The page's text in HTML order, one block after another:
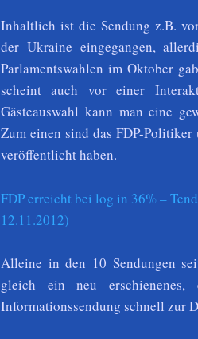
Inhaltlich ist die Sendung z.B.
der Ukraine eingegangen,
Parlamentswahlen im Oktober
scheint auch vor einer
Gästeauswahl kann man eine
Zum einen sind das FDP-
veröffentlicht haben.
FDP erreicht bei log in 36% –
12.11.2012)
Alleine in den 10 Sendungen
gleich ein neu
Informationssendung schnell zur